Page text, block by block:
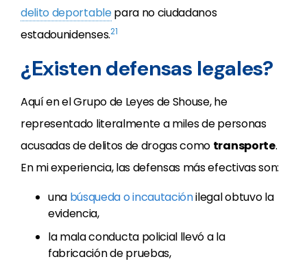
delito deportablepara no ciudadanos
estadounidenses.21
¿Existen defensas legales?
Aquí en el Grupo de Leyes de Shouse, he
representado literalmente a miles de personas
acusadas de delitos de drogas como transporte.
En mi experiencia, las defensas más efectivas son:
una búsqueda o incautaciónilegal obtuvo la
evidencia,
la mala conducta policial llevó a la
fabricación de pruebas,